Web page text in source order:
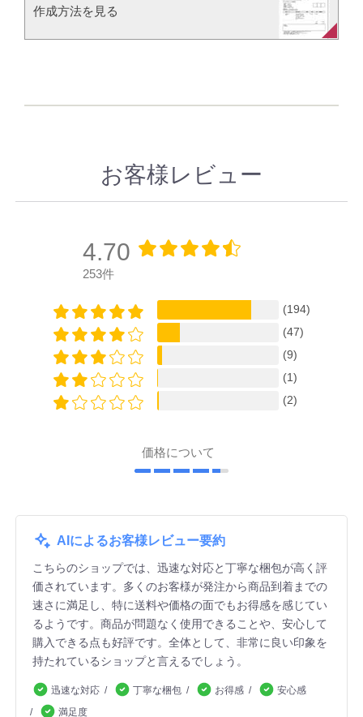
作成方法を見る​​
お客様レビュー
4.70
253件
(194)
(47)
(9)
(1)
(2)
価格について
AIによるお客様レビュー要約
こちらのショップでは、迅速な対応と丁寧な梱包が高く評
価されています。多くのお客様が発注から商品到着までの
速さに満足し、特に送料や価格の面でもお得感を感じてい
るようです。商品が問題なく使用できることや、安心して
購入できる点も好評です。全体として、非常に良い印象を
持たれているショップと言えるでしょう。
迅速な対応 丁寧な梱包 お得感
安心感
満足度